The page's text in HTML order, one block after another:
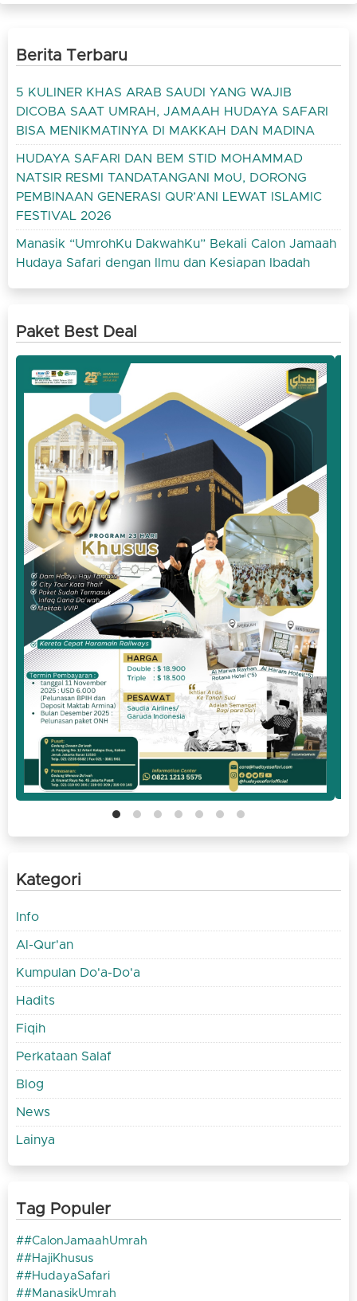
Berita Terbaru
5 KULINER KHAS ARAB SAUDI YANG WAJIB
DICOBA SAAT UMRAH, JAMAAH HUDAYA SAFARI
BISA MENIKMATINYA DI MAKKAH DAN MADINA
HUDAYA SAFARI DAN BEM STID MOHAMMAD
NATSIR RESMI TANDATANGANI MoU, DORONG
PEMBINAAN GENERASI QUR’ANI LEWAT ISLAMIC
FESTIVAL 2026
Manasik “UmrohKu DakwahKu” Bekali Calon Jamaah
Hudaya Safari dengan Ilmu dan Kesiapan Ibadah
Paket Best Deal
Kategori
Info
Al-Qur'an
Kumpulan Do'a-Do'a
Hadits
Fiqih
Perkataan Salaf
Blog
News
Lainya
Tag Populer
#CalonJamaahUmrah
#HajiKhusus
#HudayaSafari
#ManasikUmrah